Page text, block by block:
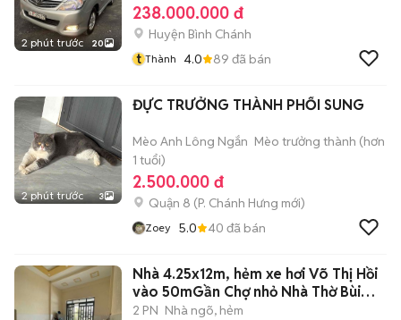
2 phút trước 20
238.000.000 đ
Huyện Bình Chánh
t Thành 4.0 89 đã bán
2 phút trước 3
ĐỰC TRƯỞNG THÀNH PHỐI SUNG
Mèo Anh Lông Ngắn Mèo trưởng thành (hơn
1 tuổi)
2.500.000 đ
Quận 8 (P. Chánh Hưng mới)
Zoey 5.0 40 đã bán
Nhà 4.25x12m, hẻm xe hơi Võ Thị Hồi
vào 50mGần Chợ nhỏ Nhà Thờ Bùi
Môn
2 PN Nhà ngõ, hẻm